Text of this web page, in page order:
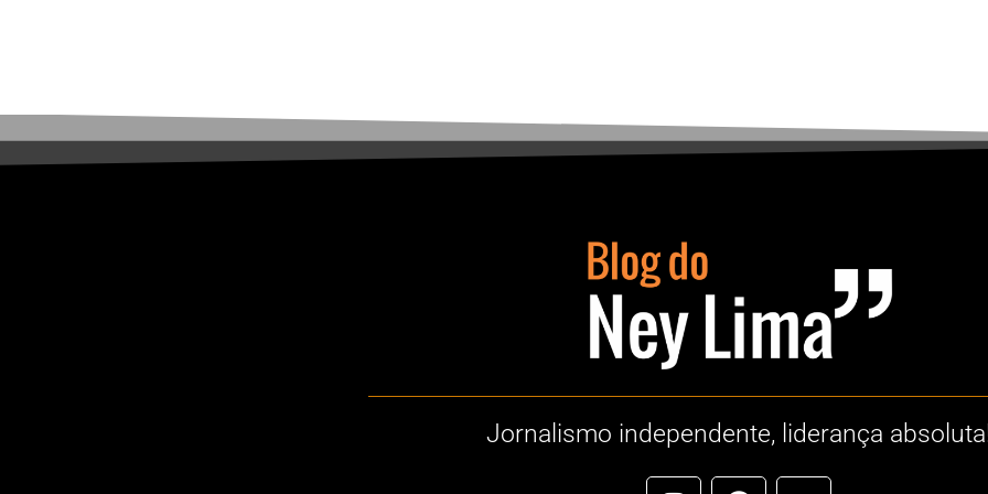
Jornalismo independente, liderança